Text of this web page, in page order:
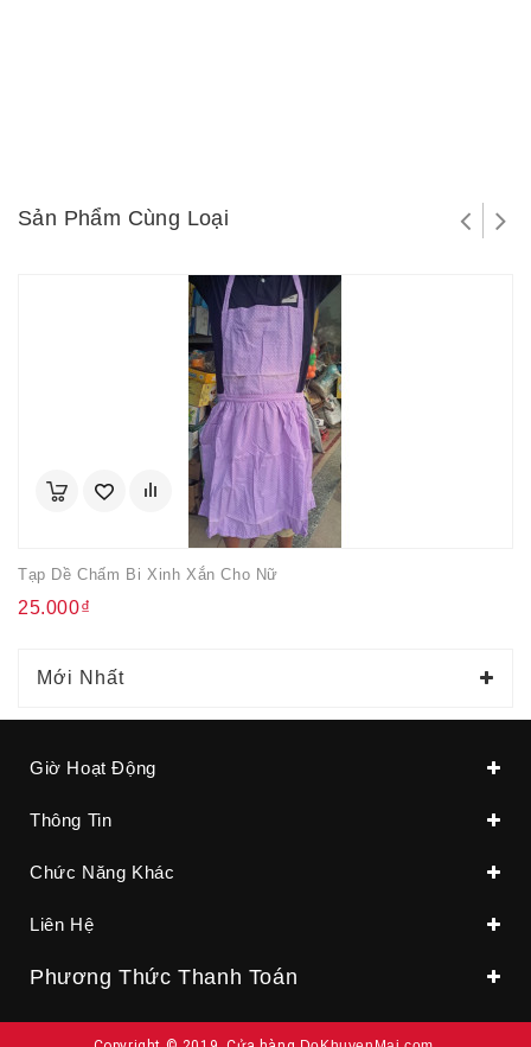
Sản Phẩm Cùng Loại
Tạp Dề Chấm Bi Xinh Xắn Cho Nữ
25.000₫
Mới Nhất
Giờ Hoạt Động
Thông Tin
Chức Năng Khác
Liên Hệ
Phương Thức Thanh Toán